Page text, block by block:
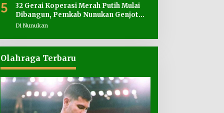
5
32 Gerai Koperasi Merah Putih Mulai
Dibangun, Pemkab Nunukan Genjot
Penyediaan Lahan
Di Nunukan
Olahraga Terbaru